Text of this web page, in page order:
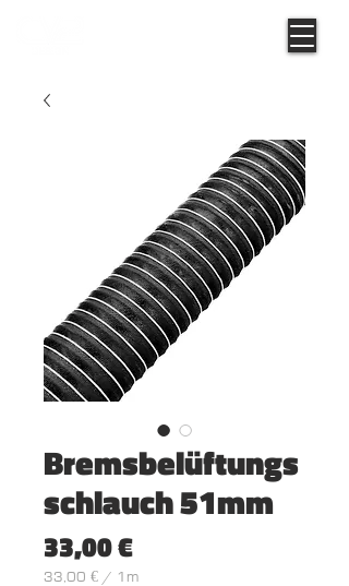
Bremsbelüftungs
schlauch 51mm
33,00 €Preis
33,00 € / 1m